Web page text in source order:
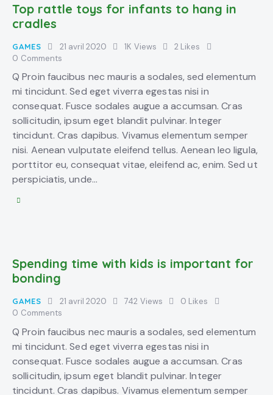
Top rattle toys for infants to hang in
cradles
GAMES 21 avril 2020 1K Views 2 Likes
0 Comments
Q Proin faucibus nec mauris a sodales, sed elementum
mi tincidunt. Sed eget viverra egestas nisi in
consequat. Fusce sodales augue a accumsan. Cras
sollicitudin, ipsum eget blandit pulvinar. Integer
tincidunt. Cras dapibus. Vivamus elementum semper
nisi. Aenean vulputate eleifend tellus. Aenean leo ligula,
porttitor eu, consequat vitae, eleifend ac, enim. Sed ut
perspiciatis, unde…
Spending time with kids is important for
bonding
GAMES 21 avril 2020 742 Views 0 Likes
0 Comments
Q Proin faucibus nec mauris a sodales, sed elementum
mi tincidunt. Sed eget viverra egestas nisi in
consequat. Fusce sodales augue a accumsan. Cras
sollicitudin, ipsum eget blandit pulvinar. Integer
tincidunt. Cras dapibus. Vivamus elementum semper